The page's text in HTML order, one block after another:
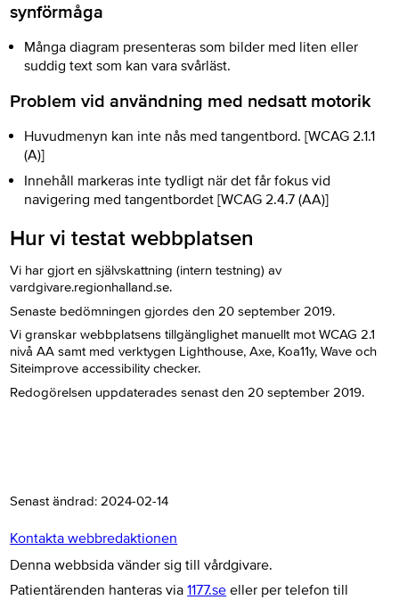
synförmåga
Många diagram presenteras som bilder med liten eller
suddig text som kan vara svårläst.
Problem vid användning med nedsatt motorik
Huvudmenyn kan inte nås med tangentbord. [WCAG 2.1.1
(A)]
Innehåll markeras inte tydligt när det får fokus vid
navigering med tangentbordet [WCAG 2.4.7 (AA)]
Hur vi testat webbplatsen
Vi har gjort en självskattning (intern testning) av
vardgivare.regionhalland.se.
Senaste bedömningen gjordes den 20 september 2019.
Vi granskar webbplatsens tillgänglighet manuellt mot WCAG 2.1
nivå AA samt med verktygen Lighthouse, Axe, Koa11y, Wave och
Siteimprove accessibility checker.
Redogörelsen uppdaterades senast den 20 september 2019.
Senast ändrad:2024-02-14
Kontakta webbredaktionen
Denna webbsida vänder sig till vårdgivare.
Patientärenden hanteras via1177.se eller per telefon till